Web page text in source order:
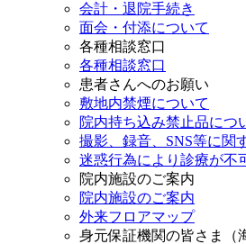
会計・退院手続き
面会・付添について
各種相談窓口
各種相談窓口
患者さんへのお願い
敷地内禁煙について
院内持ち込み禁止品につ
撮影、録音、SNS等に関
迷惑行為により診療が不
院内施設のご案内
院内施設のご案内
外来フロアマップ
身元保証機関の皆さま（